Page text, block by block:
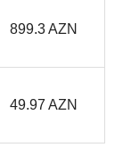
899.3 AZN
49.97 AZN